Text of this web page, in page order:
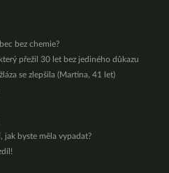
bez chemie?
přežil 30 let bez jediného důkazu
se zlepšila (Martina, 41 let)
jak byste měla vypadat?